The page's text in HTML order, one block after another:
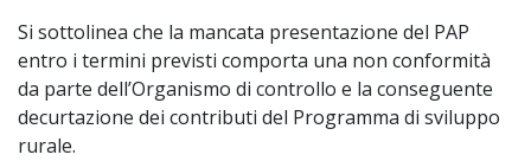
Si sottolinea che la mancata presentazione del PAP
entro i termini previsti comporta una non conformità
da parte dell’Organismo di controllo e la conseguente
decurtazione dei contributi del Programma di sviluppo
rurale.